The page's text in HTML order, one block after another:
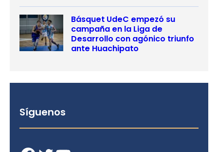
Básquet UdeC empezó su
campaña en la Liga de
Desarrollo con agónico triunfo
ante Huachipato
Síguenos